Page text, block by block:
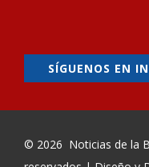
SÍGUENOS EN
© 2026 Noticias de la